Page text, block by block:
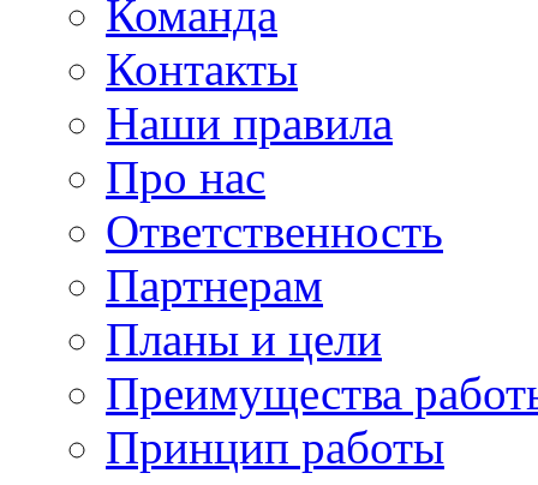
Команда
Контакты
Наши правила
Про нас
Ответственность
Партнерам
Планы и цели
Преимущества
Принцип работы